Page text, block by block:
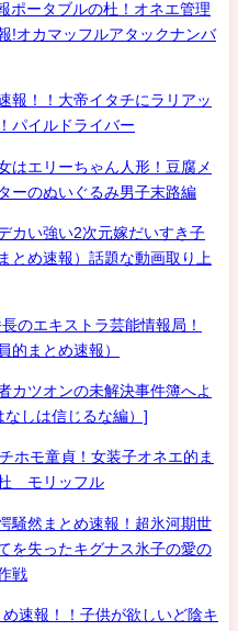
ポータブルの杜！オネエ管理
!オカマッフルアタックナンバ
報！！大帝イタチにラリアッ
パイルドライバー
エリーちゃん人形！豆腐メ
ーのぬいぐるみ男子末路編
カい強い2次元嫁だいすき子
とめ速報）話題な動画取り上
のエキストラ芸能情報局！
的まとめ速報）
カツオンの未解決事件簿へよ
しは信じるな編）]
モ童貞！女装子オネエ的ま
杜 モリッフル
騒然まとめ速報！超氷河期世
を失ったキグナス氷子の愛の
戦
速報！！子供が欲しいど陰キ